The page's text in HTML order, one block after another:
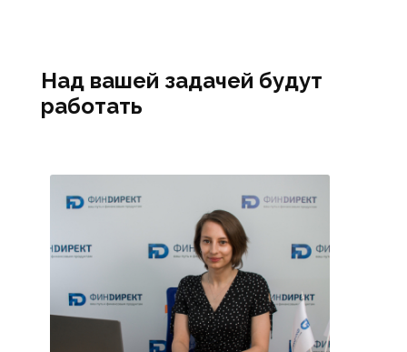
Над вашей задачей будут
работать